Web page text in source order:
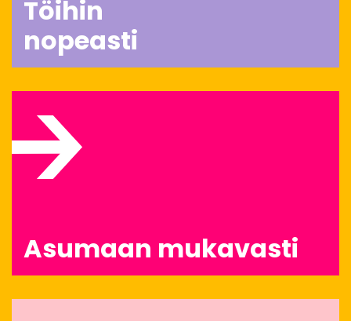
Töihin
nopeasti
Asumaan mukavasti